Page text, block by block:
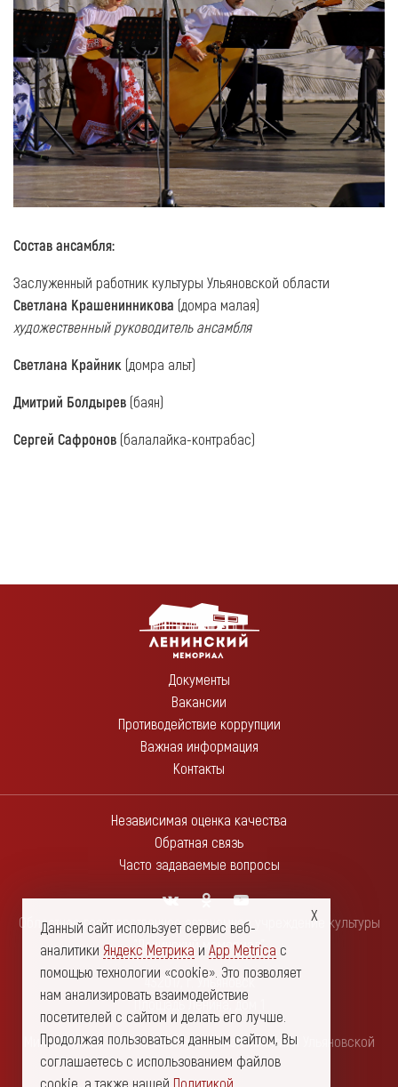
Состав ансамбля:
Заслуженный работник культуры Ульяновской области
Светлана Крашенинникова (домра малая)
художественный руководитель ансамбля
Светлана Крайник (домра альт)
Дмитрий Болдырев (баян)
Сергей Сафронов (балалайка-контрабас)
Документы
Вакансии
Противодействие коррупции
Важная информация
Контакты
Независимая оценка качества
Обратная связь
Часто задаваемые вопросы
Областное государственное автономное учреждение культуры
"Ленинский мемориал"
432017, г. Ульяновск
Площадь Ленина, дом 1
Министерство искусства и культурной политики Ульяновской
области
Данный сайт использует сервис веб-
аналитики Яндекс Метрика и App Metrica с
помощью технологии «cookie». Это позволяет
нам анализировать взаимодействие
посетителей с сайтом и делать его лучше.
Продолжая пользоваться данным сайтом, Вы
соглашаетесь с использованием файлов
cookie, а также нашей Политикой